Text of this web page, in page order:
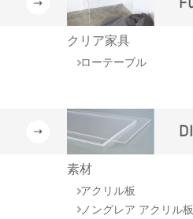
クリア家具
ローテーブル
素材
アクリル板
ノングレア アクリル板